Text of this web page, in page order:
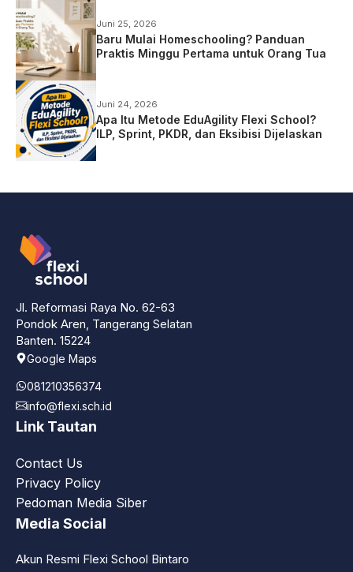
Juni 25, 2026
Baru Mulai Homeschooling? Panduan
Praktis Minggu Pertama untuk Orang Tua
Juni 24, 2026
Apa Itu Metode EduAgility Flexi School?
ILP, Sprint, PKDR, dan Eksibisi Dijelaskan
Jl. Reformasi Raya No. 62-63
Pondok Aren, Tangerang Selatan
Banten. 15224
Google Maps
081210356374
info@flexi.sch.id
Link Tautan
Contact Us
Privacy Policy
Pedoman Media Siber
Media Social
Akun Resmi Flexi School Bintaro